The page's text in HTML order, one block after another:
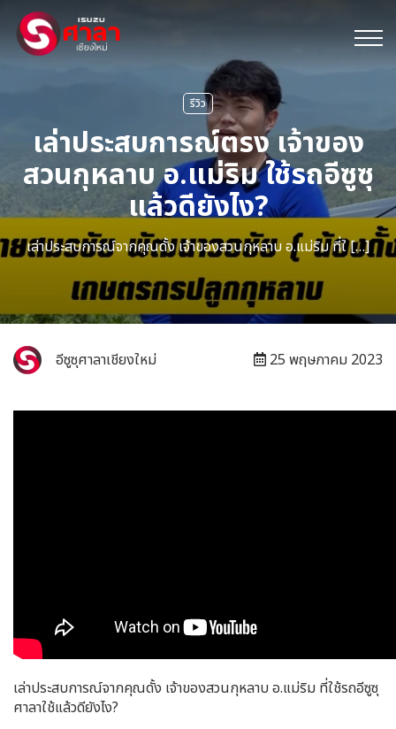
รีวิว
เล่าประสบการณ์ตรง เจ้าของ
สวนกุหลาบ อ.แม่ริม ใช้รถอีซูซุ
แล้วดียังไง?
เล่าประสบการณ์จากคุณดั้ง เจ้าของสวนกุหลาบ อ.แม่ริม ที่ใ […]
อีซูซุศาลาเชียงใหม่ 25 พฤษภาคม 2023
เล่าประสบการณ์จากคุณดั้ง เจ้าของสวนกุหลาบ อ.แม่ริม ที่ใช้รถอีซูซุ
ศาลาใช้แล้วดียังไง?